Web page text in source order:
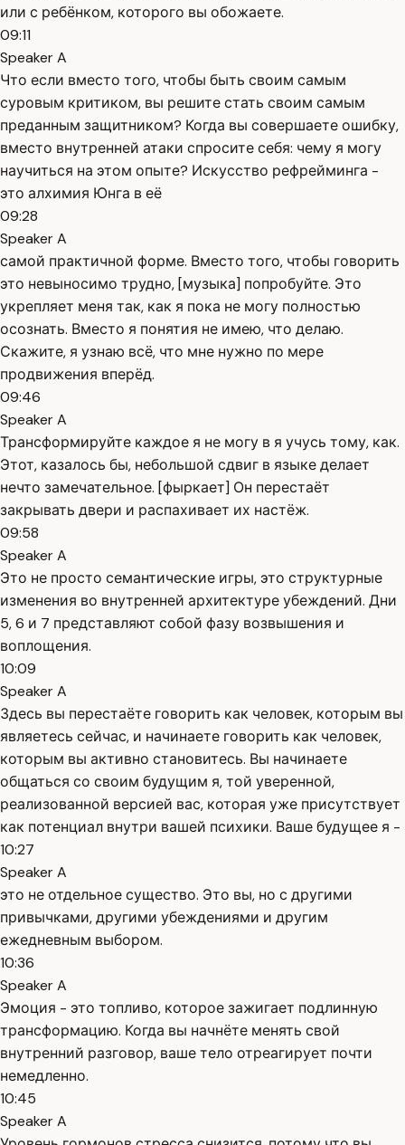
или с ребёнком, которого вы обожаете.
09:11
Speaker A
Что если вместо того, чтобы быть своим самым
суровым критиком, вы решите стать своим самым
преданным защитником? Когда вы совершаете ошибку,
вместо внутренней атаки спросите себя: чему я могу
научиться на этом опыте? Искусство рефрейминга -
это алхимия Юнга в её
09:28
Speaker A
самой практичной форме. Вместо того, чтобы говорить
это невыносимо трудно, [музыка] попробуйте. Это
укрепляет меня так, как я пока не могу полностью
осознать. Вместо я понятия не имею, что делаю.
Скажите, я узнаю всё, что мне нужно по мере
продвижения вперёд.
09:46
Speaker A
Трансформируйте каждое я не могу в я учусь тому, как.
Этот, казалось бы, небольшой сдвиг в языке делает
нечто замечательное. [фыркает] Он перестаёт
закрывать двери и распахивает их настёж.
09:58
Speaker A
Это не просто семантические игры, это структурные
изменения во внутренней архитектуре убеждений. Дни
5, 6 и 7 представляют собой фазу возвышения и
воплощения.
10:09
Speaker A
Здесь вы перестаёте говорить как человек, которым вы
являетесь сейчас, и начинаете говорить как человек,
которым вы активно становитесь. Вы начинаете
общаться со своим будущим я, той уверенной,
реализованной версией вас, которая уже присутствует
как потенциал внутри вашей психики. Ваше будущее я -
10:27
Speaker A
это не отдельное существо. Это вы, но с другими
привычками, другими убеждениями и другим
ежедневным выбором.
10:36
Speaker A
Эмоция - это топливо, которое зажигает подлинную
трансформацию. Когда вы начнёте менять свой
внутренний разговор, ваше тело отреагирует почти
немедленно.
10:45
Speaker A